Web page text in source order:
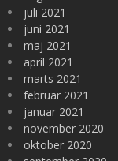
juli 2021
juni 2021
maj 2021
april 2021
marts 2021
februar 2021
januar 2021
november 2020
oktober 2020